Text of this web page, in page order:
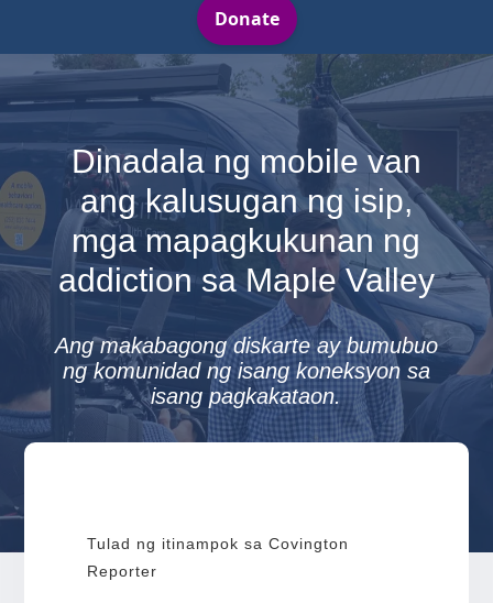
Dinadala ng mobile van
ang kalusugan ng isip,
mga mapagkukunan ng
addiction sa Maple Valley
Ang makabagong diskarte ay bumubuo
ng komunidad ng isang koneksyon sa
isang pagkakataon.
Tulad ng itinampok sa Covington
Reporter